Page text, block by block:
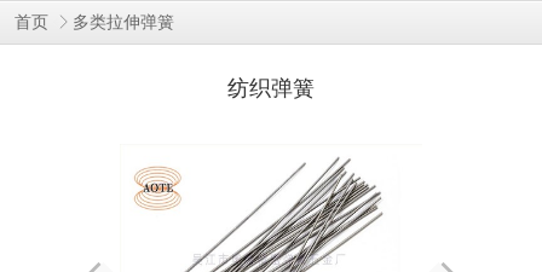
首页 多类拉伸弹簧
纺织弹簧